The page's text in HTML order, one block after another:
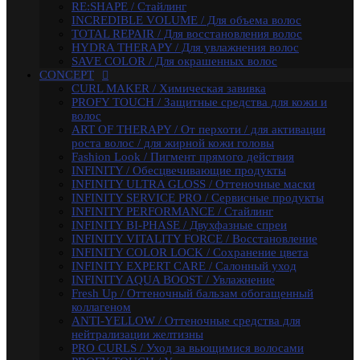
INFINITY PERFORMANCE / Стайлинг
INFINITY BI-PHASE / Двухфазные спреи
INFINITY VITALITY FORCE / Восстановление
INFINITY COLOR LOCK / Сохранение цвета
INFINITY EXPERT CARE / Салонный уход
INFINITY AQUA BOOST / Увлажнение
Fresh Up / Оттеночный бальзам обогащенный
коллагеном
ANTI-YELLOW / Оттеночные средства для
нейтрализации желтизны
PRO CURLS / Уход за вьющимися волосами
PROFY TOUCH / Уход за волосами
GLOSS EXPERT / Средства для блеска волос
BLOND TOUCH / Средства для осветления волос
ART TOUCH / Стайлинг
Concept Men / Для мужчин
Salon Total Volume / Уход для придания объема
волосам
Salon Total Soft Care / Деликатный уход для
поврежденных волос
Salon Total Repair / Питание и восстановление волос
Salon Total Hydro / Увлажняющие средства для волос
Salon Total Colorsaver / Уход за окрашенными
волосами
Salon Total Basic / Уход для всех типов волос
PEPTIDE FORCE / Пептидное восстановление
RE:SHAPE / Стайлинг
INCREDIBLE VOLUME / Для объема волос
TOTAL REPAIR / Для восстановления волос
HYDRA THERAPY / Для увлажнения волос
SAVE COLOR / Для окрашенных волос
CONCEPT
CURL MAKER / Химическая завивка
PROFY TOUCH / Защитные средства для кожи и
волос
ART OF THERAPY / От перхоти / для активации
роста волос / для жирной кожи головы
Fashion Look / Пигмент прямого действия
INFINITY / Обесцвечивающие продукты
INFINITY ULTRA GLOSS / Оттеночные маски
INFINITY SERVICE PRO / Сервисные продукты
INFINITY PERFORMANCE / Стайлинг
INFINITY BI-PHASE / Двухфазные спреи
INFINITY VITALITY FORCE / Восстановление
INFINITY COLOR LOCK / Сохранение цвета
INFINITY EXPERT CARE / Салонный уход
INFINITY AQUA BOOST / Увлажнение
Fresh Up / Оттеночный бальзам обогащенный
коллагеном
ANTI-YELLOW / Оттеночные средства для
нейтрализации желтизны
PRO CURLS / Уход за вьющимися волосами